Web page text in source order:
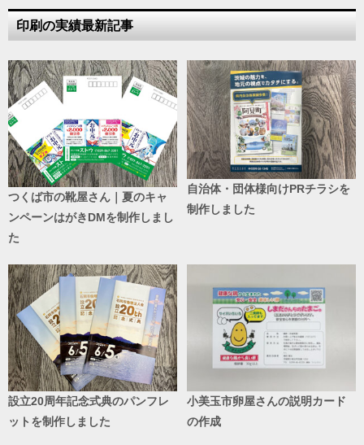
印刷の実績最新記事
つくば市の靴屋さん｜夏のキャ
ンペーンはがきDMを制作しまし
た
自治体・団体様向けPRチラシを
制作しました
設立20周年記念式典のパンフレ
ットを制作しました
小美玉市卵屋さんの説明カード
の作成